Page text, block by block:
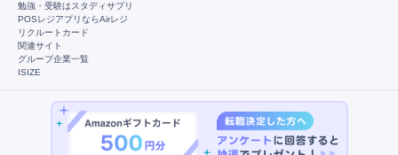
勉強・受験はスタディサプリ
POSレジアプリならAirレジ
リクルートカード
関連サイト
グループ企業一覧
ISIZE